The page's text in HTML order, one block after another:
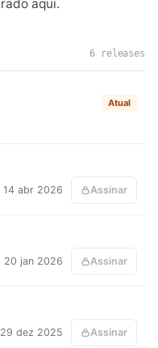
aqui.
6 releases
Atual
14 abr 2026 Assinar
20 jan 2026 Assinar
29 dez 2025 Assinar